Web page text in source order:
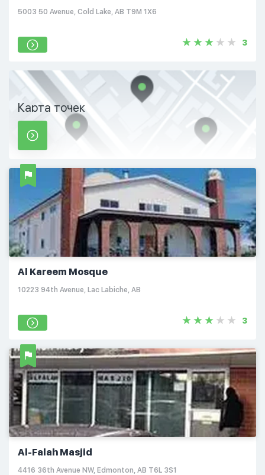
5003 50 Avenue, Cold Lake, AB T9M 1X6
3
Карта точек
Al Kareem Mosque
10223 94th Avenue, Lac Labiche, AB
3
Al-Falah Masjid
4416 36th Avenue NW, Edmonton, AB T6L 3S1